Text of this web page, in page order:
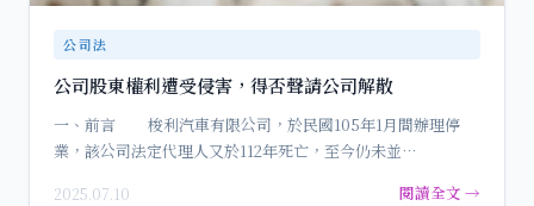
公司法
公司股東權利遭受侵害，得否聲請公司解散
一、前言 梭利汽車有限公司，於民國105年1月間辦理停
業，該公司法定代理人又於112年死亡，至今仍未並…
2025.07.10 閱讀全文 →